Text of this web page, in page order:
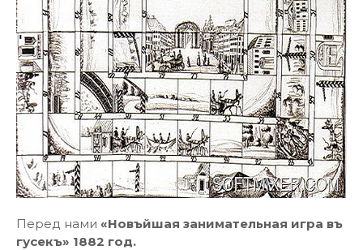
Перед нами «Новъйшая занимательная игра въ
гусекъ» 1882 год.